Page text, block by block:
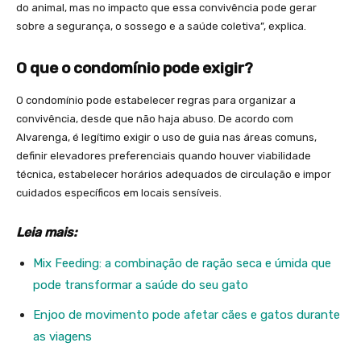
do animal, mas no impacto que essa convivência pode gerar
sobre a segurança, o sossego e a saúde coletiva”, explica.
O que o condomínio pode exigir?
O condomínio pode estabelecer regras para organizar a
convivência, desde que não haja abuso. De acordo com
Alvarenga, é legítimo exigir o uso de guia nas áreas comuns,
definir elevadores preferenciais quando houver viabilidade
técnica, estabelecer horários adequados de circulação e impor
cuidados específicos em locais sensíveis.
Leia mais:
Mix Feeding: a combinação de ração seca e úmida que
pode transformar a saúde do seu gato
Enjoo de movimento pode afetar cães e gatos durante
as viagens